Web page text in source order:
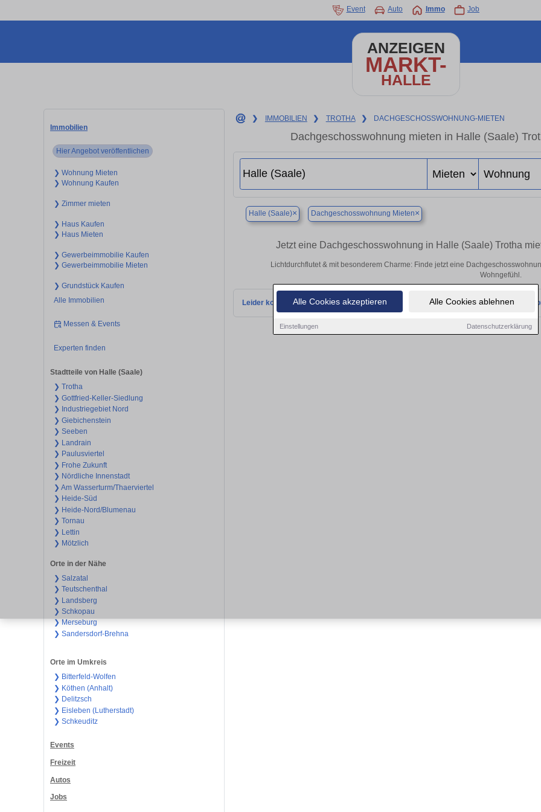
Alle Cookies akzeptieren Alle Cookies ablehnen
Einstellungen Datenschutzerklärung
Event Auto Immo Job
ANZEIGEN
MARKT-
HALLE
Immobilien
Hier Angebot veröffentlichen
❯ Wohnung Mieten
❯ Wohnung Kaufen
❯ Zimmer mieten
❯ Haus Kaufen
❯ Haus Mieten
❯ Gewerbeimmobilie Kaufen
❯ Gewerbeimmobilie Mieten
❯ Grundstück Kaufen
Alle Immobilien
Messen & Events
Experten finden
Stadtteile von Halle (Saale)
❯ Trotha
❯ Gottfried-Keller-Siedlung
❯ Industriegebiet Nord
❯ Giebichenstein
❯ Seeben
❯ Landrain
❯ Paulusviertel
❯ Frohe Zukunft
❯ Nördliche Innenstadt
❯ Am Wasserturm/Thaerviertel
❯ Heide-Süd
❯ Heide-Nord/Blumenau
❯ Tornau
❯ Lettin
❯ Mötzlich
Orte in der Nähe
❯ Salzatal
❯ Teutschenthal
❯ Landsberg
❯ Schkopau
❯ Merseburg
❯ Sandersdorf-Brehna
Orte im Umkreis
❯ Bitterfeld-Wolfen
❯ Köthen (Anhalt)
❯ Delitzsch
❯ Eisleben (Lutherstadt)
❯ Schkeuditz
Events
Freizeit
Autos
Jobs
❯ IMMOBILIEN ❯ TROTHA ❯ DACHGESCHOSSWOHNUNG-MIETEN
Dachgeschosswohnung mieten in Halle (Saale)
Halle (Saale)× Dachgeschosswohnung Mieten×
Jetzt eine Dachgeschosswohnung in Halle (Saale) Trotha
Lichtdurchflutet & mit besonderem Charme: Finde jetzt eine
Wohngefühl.
Leider konnten wir derzeit keine passenden Objekte finden. Schauen Sie bald wieder